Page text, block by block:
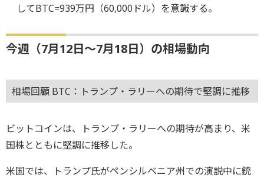
してBTC=939万円（60,000ドル）を意識する。
今週（7月12日～7月18日）の相場動向
相場回顧 BTC：トランプ・ラリーへの期待で堅調に推移
ビットコインは、トランプ・ラリーへの期待が高まり、米
国株とともに堅調に推移した。
米国では、トランプ氏がペンシルベニア州での演説中に銃